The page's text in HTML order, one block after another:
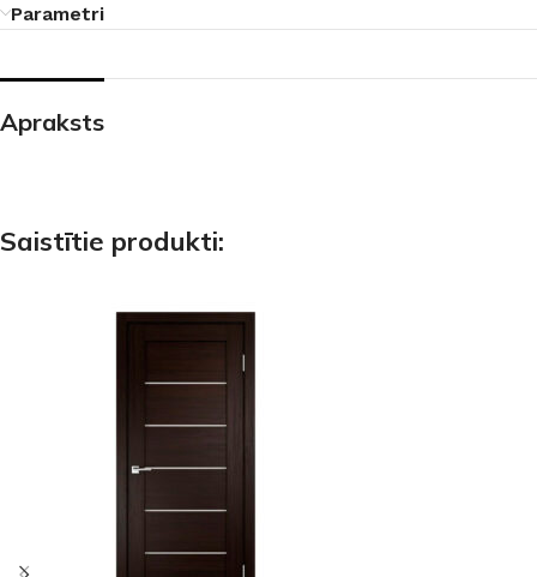
Parametri
Apraksts
Saistītie produkti: